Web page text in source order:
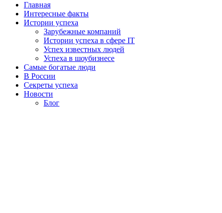
Главная
Интересные факты
Истории успеха
Зарубежные компаний
Истории успеха в сфере IT
Успех известных людей
Успеха в шоубизнесе
Самые богатые люди
В России
Секреты успеха
Новости
Блог